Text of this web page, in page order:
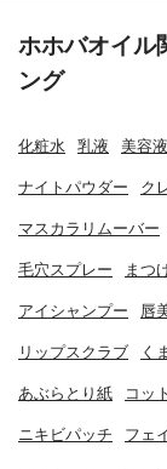
ホホバオイル
ング
化粧水 乳液 美容液
ナイトパウダー ク
マスカラリムーバー
毛穴スプレー まつ
アイシャンプー 唇
リップスクラブ く
あぶらとり紙 コッ
ニキビパッチ フェ